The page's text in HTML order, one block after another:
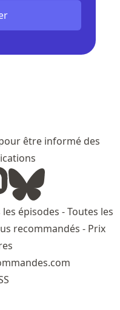
être informé des
les épisodes -Toutes les
recommandés - Prix